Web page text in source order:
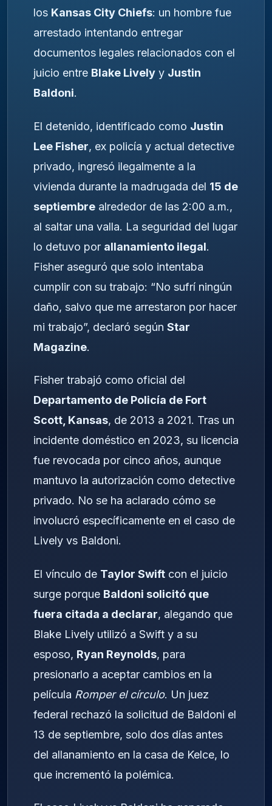
los Kansas City Chiefs: un hombre fue
arrestado intentando entregar
documentos legales relacionados con el
juicio entre Blake Lively y Justin
Baldoni.
El detenido, identificado como Justin
Lee Fisher, ex policía y actual detective
privado, ingresó ilegalmente a la
vivienda durante la madrugada del 15 de
septiembre alrededor de las 2:00 a.m.,
al saltar una valla. La seguridad del lugar
lo detuvo por allanamiento ilegal.
Fisher aseguró que solo intentaba
cumplir con su trabajo: “No sufrí ningún
daño, salvo que me arrestaron por hacer
mi trabajo”, declaró según Star
Magazine.
Fisher trabajó como oficial del
Departamento de Policía de Fort
Scott, Kansas, de 2013 a 2021. Tras un
incidente doméstico en 2023, su licencia
fue revocada por cinco años, aunque
mantuvo la autorización como detective
privado. No se ha aclarado cómo se
involucró específicamente en el caso de
Lively vs Baldoni.
El vínculo de Taylor Swift con el juicio
surge porque Baldoni solicitó que
fuera citada a declarar, alegando que
Blake Lively utilizó a Swift y a su
esposo, Ryan Reynolds, para
presionarlo a aceptar cambios en la
película Romper el círculo. Un juez
federal rechazó la solicitud de Baldoni el
13 de septiembre, solo dos días antes
del allanamiento en la casa de Kelce, lo
que incrementó la polémica.